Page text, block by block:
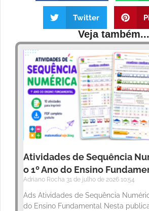
Twitter
Veja também...
Atividades de Sequência
o 1º Ano do Ensino
Adriano Rocha 31 de julho de 2026 10:54
Ads Atividades de Sequência
do Ensino Fundamental Nesta